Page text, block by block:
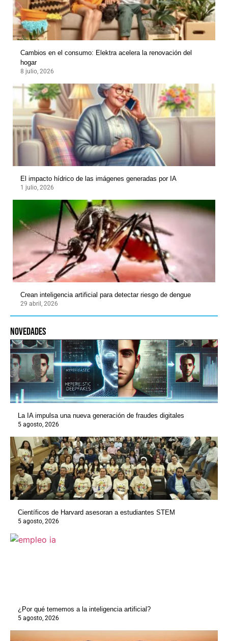
Cambios en el consumo: Elektra acelera la renovación del
hogar
8 julio, 2026
El impacto hídrico de las imágenes generadas por IA
1 julio, 2026
Crean inteligencia artificial para detectar riesgo de dengue
29 abril, 2026
novedades
La IA impulsa una nueva generación de fraudes digitales
5 agosto, 2026
Científicos de Harvard asesoran a estudiantes STEM
5 agosto, 2026
¿Por qué tememos a la inteligencia artificial?
5 agosto, 2026